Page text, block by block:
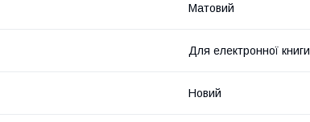
Матовий
Для електронної книги
Новий